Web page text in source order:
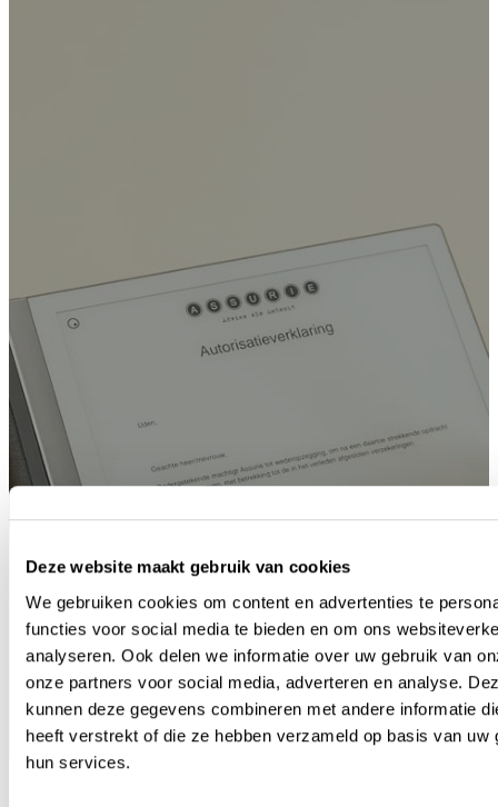
Deze website maakt gebruik van cookies
We gebruiken cookies om content en advertenties te
functies voor social media te bieden en om ons
analyseren. Ook delen we informatie over uw gebruik van
onze partners voor social media, adverteren en analyse.
kunnen deze gegevens combineren met andere informatie
heeft verstrekt of die ze hebben verzameld op basis van uw
hun services.